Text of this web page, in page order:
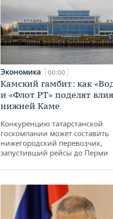
Экономика 00:00
Камский гамбит: как
и «Флот РТ» поделят
нижней Каме
Конкуренцию татарстанской
госкомпании может составить
нижегородский перевозчик,
запустивший рейсы до Перми